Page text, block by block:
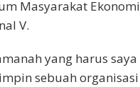
Masyarakat Ekonomi
V.
yang harus saya
sebuah organisasi